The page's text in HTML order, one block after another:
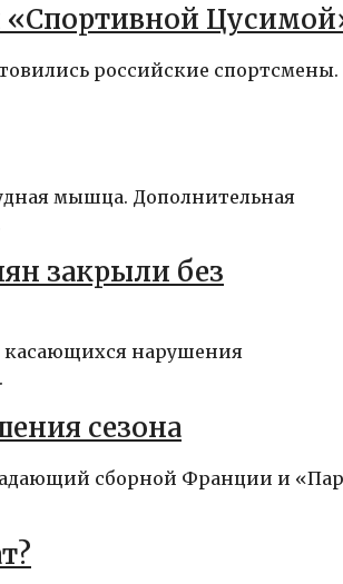
российские спортсмены.
мышца. Дополнительная
закрыли без
касающихся нарушения
сезона
сборной Франции и